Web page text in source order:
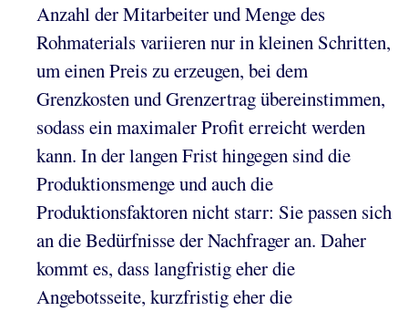
Anzahl der Mitarbeiter und Menge des
Rohmaterials variieren nur in kleinen Schritten,
um einen Preis zu erzeugen, bei dem
Grenzkosten und Grenzertrag übereinstimmen,
sodass ein maximaler Profit erreicht werden
kann. In der langen Frist hingegen sind die
Produktionsmenge und auch die
Produktionsfaktoren nicht starr: Sie passen sich
an die Bedürfnisse der Nachfrager an. Daher
kommt es, dass langfristig eher die
Angebotsseite, kurzfristig eher die